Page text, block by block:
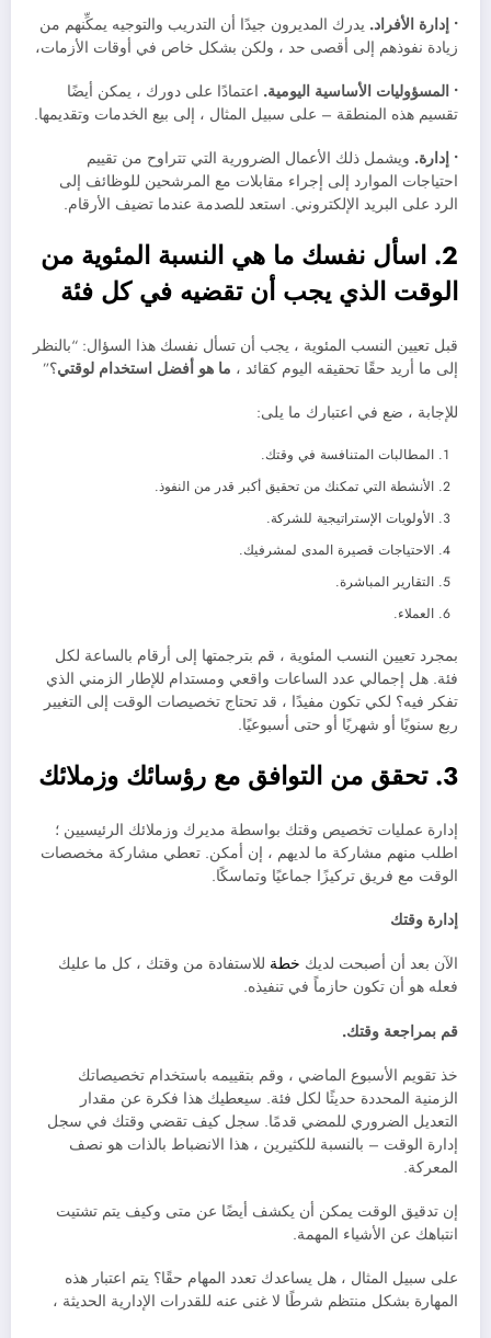
• إدارة الأفراد. يدرك المديرون جيدًا أن التدريب والتوجيه يمكِّنهم من
زيادة نفوذهم إلى أقصى حد ، ولكن بشكل خاص في أوقات الأزمات،
• المسؤوليات الأساسية اليومية. اعتمادًا على دورك ، يمكن أيضًا
تقسيم هذه المنطقة – على سبيل المثال ، إلى بيع الخدمات وتقديمها.
• إدارة. ويشمل ذلك الأعمال الضرورية التي تتراوح من تقييم
احتياجات الموارد إلى إجراء مقابلات مع المرشحين للوظائف إلى
الرد على البريد الإلكتروني. استعد للصدمة عندما تضيف الأرقام.
2. اسأل نفسك ما هي النسبة المئوية من
الوقت الذي يجب أن تقضيه في كل فئة
قبل تعيين النسب المئوية ، يجب أن تسأل نفسك هذا السؤال: “بالنظر
إلى ما أريد حقًا تحقيقه اليوم كقائد ، ما هو أفضل استخدام لوقتي؟”
للإجابة ، ضع في اعتبارك ما يلى:
المطالبات المتنافسة في وقتك.
الأنشطة التي تمكنك من تحقيق أكبر قدر من النفوذ.
الأولويات الإستراتيجية للشركة.
الاحتياجات قصيرة المدى لمشرفيك.
التقارير المباشرة.
العملاء.
بمجرد تعيين النسب المئوية ، قم بترجمتها إلى أرقام بالساعة لكل
فئة. هل إجمالي عدد الساعات واقعي ومستدام للإطار الزمني الذي
تفكر فيه؟ لكي تكون مفيدًا ، قد تحتاج تخصيصات الوقت إلى التغيير
ربع سنويًا أو شهريًا أو حتى أسبوعيًا.
3. تحقق من التوافق مع رؤسائك وزملائك
إدارة عمليات تخصيص وقتك بواسطة مديرك وزملائك الرئيسيين ؛
اطلب منهم مشاركة ما لديهم ، إن أمكن. تعطي مشاركة مخصصات
الوقت مع فريق تركيزًا جماعيًا وتماسكًا.
إدارة وقتك
الآن بعد أن أصبحت لديك خطة للاستفادة من وقتك ، كل ما عليك
فعله هو أن تكون حازماً في تنفيذه.
قم بمراجعة وقتك.
خذ تقويم الأسبوع الماضي ، وقم بتقييمه باستخدام تخصيصاتك
الزمنية المحددة حديثًا لكل فئة. سيعطيك هذا فكرة عن مقدار
التعديل الضروري للمضي قدمًا. سجل كيف تقضي وقتك في سجل
إدارة الوقت – بالنسبة للكثيرين ، هذا الانضباط بالذات هو نصف
المعركة.
إن تدقيق الوقت يمكن أن يكشف أيضًا عن متى وكيف يتم تشتيت
انتباهك عن الأشياء المهمة.
على سبيل المثال ، هل يساعدك تعدد المهام حقًا؟ يتم اعتبار هذه
المهارة بشكل منتظم شرطًا لا غنى عنه للقدرات الإدارية الحديثة ،